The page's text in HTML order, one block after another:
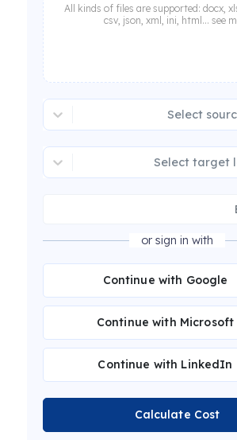
All kinds of files are supported: docx,
csv, json, xml, ini, html... see
Select
Select target
or sign in with
Continue with Google
Continue with Microsoft
Continue with LinkedIn
Calculate Cost